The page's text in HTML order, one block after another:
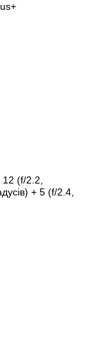
(f/2.2,
+ 5 (f/2.4,